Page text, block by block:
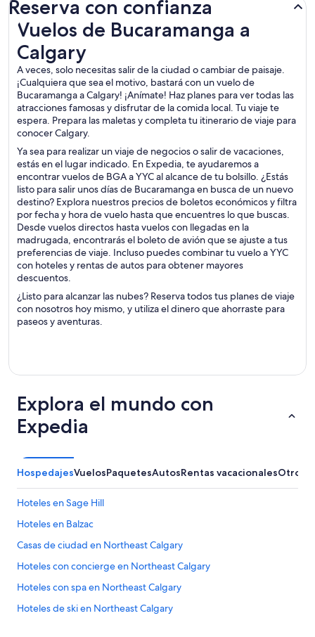
Reserva con confianza
Vuelos de Bucaramanga a
Calgary
A veces, solo necesitas salir de la ciudad o cambiar de paisaje.
¡Cualquiera que sea el motivo, bastará con un vuelo de
Bucaramanga a Calgary! ¡Anímate! Haz planes para ver todas las
atracciones famosas y disfrutar de la comida local. Tu viaje te
espera. Prepara las maletas y completa tu itinerario de viaje para
conocer Calgary.
Ya sea para realizar un viaje de negocios o salir de vacaciones,
estás en el lugar indicado. En Expedia, te ayudaremos a
encontrar vuelos de BGA a YYC al alcance de tu bolsillo. ¿Estás
listo para salir unos días de Bucaramanga en busca de un nuevo
destino? Explora nuestros precios de boletos económicos y filtra
por fecha y hora de vuelo hasta que encuentres lo que buscas.
Desde vuelos directos hasta vuelos con llegadas en la
madrugada, encontrarás el boleto de avión que se ajuste a tus
preferencias de viaje. Incluso puedes combinar tu vuelo a YYC
con hoteles y rentas de autos para obtener mayores
descuentos.
¿Listo para alcanzar las nubes? Reserva todos tus planes de viaje
con nosotros hoy mismo, y utiliza el dinero que ahorraste para
paseos y aventuras.
Vuelos de Bucaramanga a Calgary
Explora el mundo con
Expedia
HospedajesVuelosPaquetesAutosRentas vacacionalesOtros
Hoteles en Sage Hill
Hoteles en Balzac
Casas de ciudad en Northeast Calgary
Hoteles con concierge en Northeast Calgary
Hoteles con spa en Northeast Calgary
Hoteles de ski en Northeast Calgary